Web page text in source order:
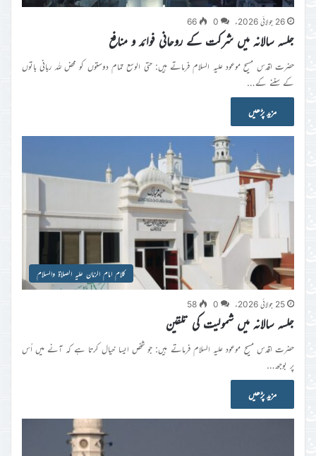
26 جولائی 2026ء 0
66
جلسہ سالانہ میں شرکت کے روحانی فوائد و منافع
حضرت اقدس مسیح موعود علیہ السلام فرماتے ہیں: حتی الوسع تمام دوستوں کو محض للہ ربانی باتوں
کے سننے کے…
مزید پڑھیں
کلام امام الزمان علیہ الصلاۃ والسلام
25 جولائی 2026ء 0
58
جلسہ سالانہ میں شمولیت کی تلقین
حضرت اقدس مسیح موعود علیہ السلام فرماتے ہیں: جو شخص ایسا خیال کرتا ہے کہ آنے میں اُس
پر بوجھ…
مزید پڑھیں